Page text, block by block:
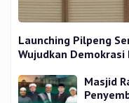
Launching Pilpeng
Wujudkan
Masjid